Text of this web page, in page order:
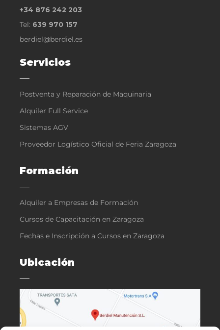
+34 876 242 203
Tel: 639 970 157
berdiel@berdiel.es
Servicios
Postventa y Reparación de Maquinaria
Alquiler Full Service
Sistemas AGV
Proveedor Logístico Oficial de Feria Zaragoza
Formación
Alquiler a Empresas de Formación
Cursos de Capacitación en Zaragoza
Fechas e Inscripción a Cursos en Zaragoza
Ubicación